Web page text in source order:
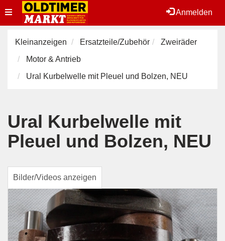
Anmelden
Toggle
navigation
Kleinanzeigen Ersatzteile/Zubehör
Zweiräder
Motor & Antrieb
Ural Kurbelwelle mit Pleuel und Bolzen, NEU
Ural Kurbelwelle mit
Pleuel und Bolzen, NEU
Bilder/Videos anzeigen